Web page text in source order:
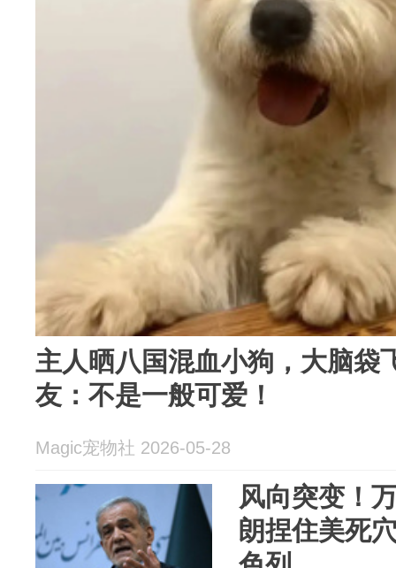
主人晒八国混血小狗，大脑袋
友：不是一般可爱！
Magic宠物社 2026-05-28
风向突变！
朗捏住美死